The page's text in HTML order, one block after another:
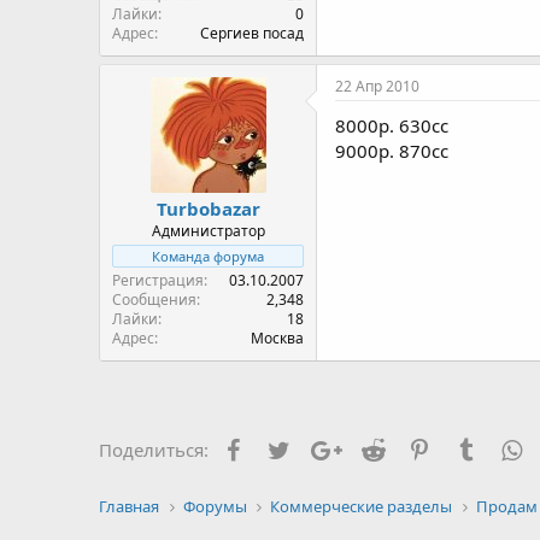
Лайки
0
Адрес
Сергиев посад
Turbobazar
Администратор
Команда форума
Регистрация
03.10.2007
Сообщения
2,348
Лайки
18
Адрес
Москва
22 Апр 2010
8000р. 630сс
9000р. 870сс
Поделиться: FacebookTwitterGoogle+
Reddit PinterestTumblr
Главная Форумы Коммерческие разделы Продам